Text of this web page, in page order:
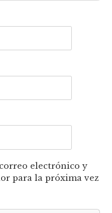
electrónico y
para la próxima vez